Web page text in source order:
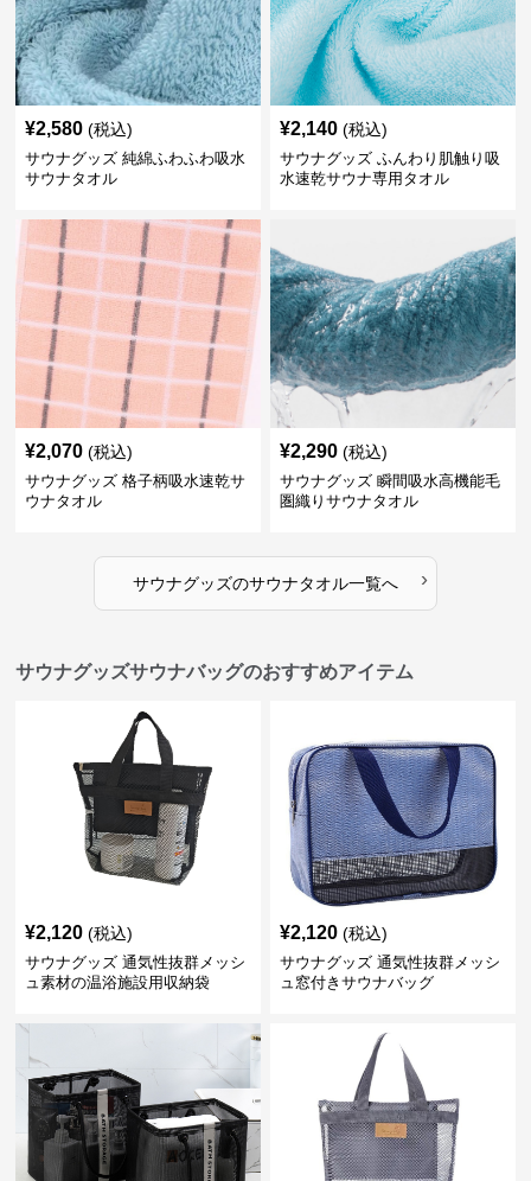
¥2,580 (税込)
サウナグッズ 純綿ふわふわ吸水
サウナタオル
¥2,140 (税込)
サウナグッズ ふんわり肌触り吸
水速乾サウナ専用タオル
¥2,070 (税込)
サウナグッズ 格子柄吸水速乾サ
ウナタオル
¥2,290 (税込)
サウナグッズ 瞬間吸水高機能毛
圏織りサウナタオル
サウナグッズのサウナタオル一覧へ ›
サウナグッズサウナバッグのおすすめアイテム
¥2,120 (税込)
サウナグッズ 通気性抜群メッシ
ュ素材の温浴施設用収納袋
¥2,120 (税込)
サウナグッズ 通気性抜群メッシ
ュ窓付きサウナバッグ